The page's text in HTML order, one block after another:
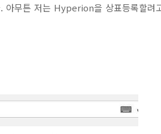
아무튼 저는 Hyperion을 상표등록할려